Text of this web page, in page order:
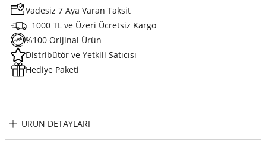
Vadesiz 7 Aya Varan Taksit
1000 TL ve Üzeri Ücretsiz Kargo
%100 Orijinal Ürün
Distribütör ve Yetkili Satıcısı
Hediye Paketi
ÜRÜN DETAYLARI